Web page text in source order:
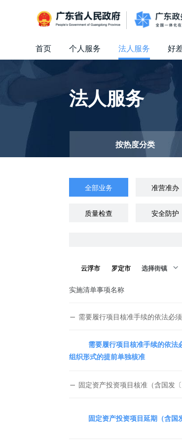
留言信箱
建言献策
信访相关法规
便民服务
百姓论坛
政府热线
网上调查
在线访谈
法律服务
领导信箱
未加载图片
政务微博
网络问政
意见征集
部门信箱
信访常见问题
信件回复
网上举报
公众监督
我要留言
广东省人民
首页 个人服务 法人服务 好
法人服务
按热度分类
全部业务 准营准办
质量检查 安全防护
云浮市 罗定市 选择街镇
实施清单事项名称
需要履行项目核准手续的依法必
需要履行项目核准手续的依
组织形式的提前单独核准
固定资产投资项目核准（含国发
固定资产投资项目延期（含国